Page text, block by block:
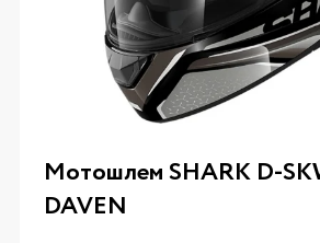
Мотошлем SHARK D-
DAVEN